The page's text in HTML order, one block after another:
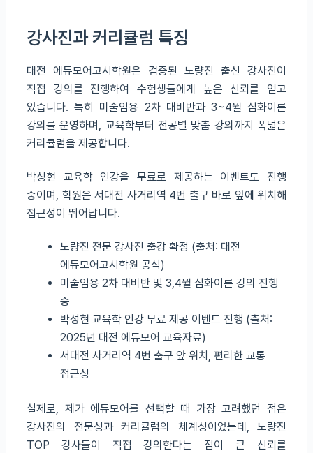
강사진과 커리큘럼 특징
대전 에듀모어고시학원은 검증된 노량진 출신 강사진이
직접 강의를 진행하여 수험생들에게 높은 신뢰를 얻고
있습니다. 특히 미술임용 2차 대비반과 3~4월 심화이론
강의를 운영하며, 교육학부터 전공별 맞춤 강의까지 폭넓은
커리큘럼을 제공합니다.
박성현 교육학 인강을 무료로 제공하는 이벤트도 진행
중이며, 학원은 서대전 사거리역 4번 출구 바로 앞에 위치해
접근성이 뛰어납니다.
노량진 전문 강사진 출강 확정 (출처: 대전
에듀모어고시학원 공식)
미술임용 2차 대비반 및 3,4월 심화이론 강의 진행
중
박성현 교육학 인강 무료 제공 이벤트 진행 (출처:
2025년 대전 에듀모어 교육자료)
서대전 사거리역 4번 출구 앞 위치, 편리한 교통
접근성
실제로, 제가 에듀모어를 선택할 때 가장 고려했던 점은
강사진의 전문성과 커리큘럼의 체계성이었는데, 노량진
TOP 강사들이 직접 강의한다는 점이 큰 신뢰를